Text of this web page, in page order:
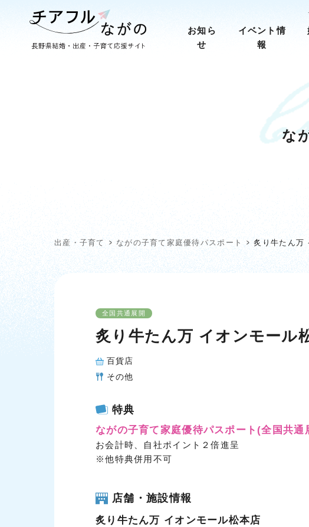
お知ら
せ
イベント情
報
な
出産・子育て ながの子育て家庭優待パスポート 炙り牛たん万
全国共通展開
炙り牛たん万 イオンモール
百貨店
その他
特典
ながの子育て家庭優待パスポート (全国共通
お会計時、自社ポイント２倍進呈
※他特典併用不可
店舗・施設情報
炙り牛たん万 イオンモール松本店